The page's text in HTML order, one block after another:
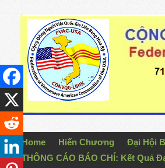
Home Hiến Chương Đại Hội
THÔNG CÁO BÁO CHÍ: Kết Quả